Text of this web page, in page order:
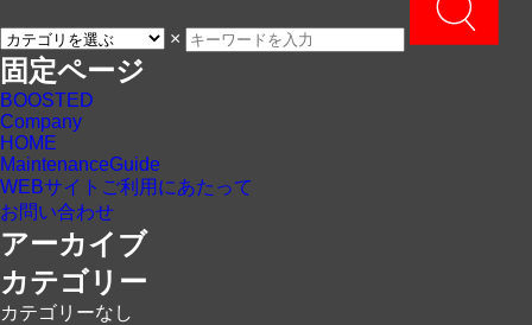
Maintenance Guide
Contact
×
固定ページ
BOOSTED
Company
HOME
MaintenanceGuide
WEBサイトご利用にあたって
お問い合わせ
アーカイブ
カテゴリー
カテゴリーなし